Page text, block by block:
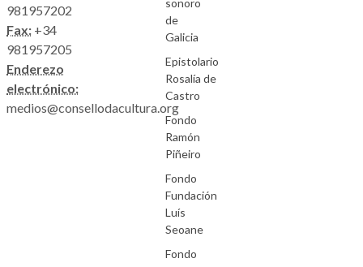
981957202
Fax: +34
981957205
Enderezo
electrónico:
medios@consellodacultura.org
sonoro
de
Galicia
Epistolario
Rosalía de
Castro
Fondo
Ramón
Piñeiro
Fondo
Fundación
Luís
Seoane
Fondo